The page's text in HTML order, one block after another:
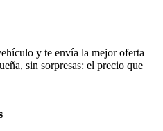
y te envía la mejor oferta
sin sorpresas: el precio que